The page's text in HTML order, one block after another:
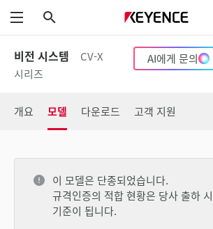
메뉴
비전 시스템
CV-X
시리즈
AI에게 문의
개요 모델 다운로드 고객 지원
이 모델은 단종되었습니다.
규격인증의 적합 현황은 당사 출하
기준이 됩니다.